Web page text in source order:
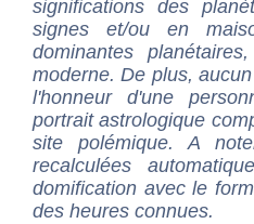
significations des
signes et/ou en
dominantes
moderne. De plus,
l'honneur d'une
portrait astrologique
site polémique. A
recalculées
domification avec le
des heures connues.